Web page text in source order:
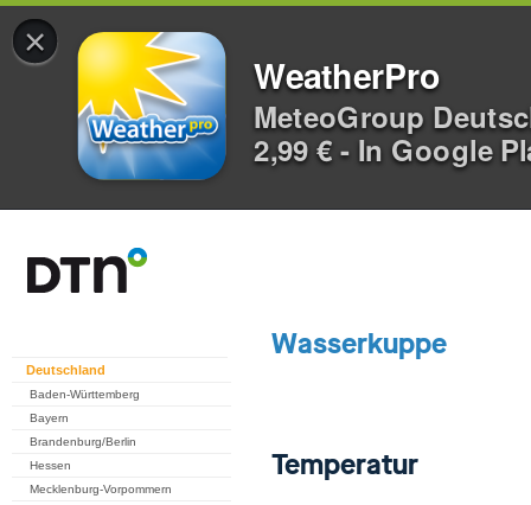
×
WeatherPro
MeteoGroup
2,99 € - In Google
Deutschland
Baden-Württemberg
Bayern
Brandenburg/Berlin
Hessen
Mecklenburg-Vorpommern